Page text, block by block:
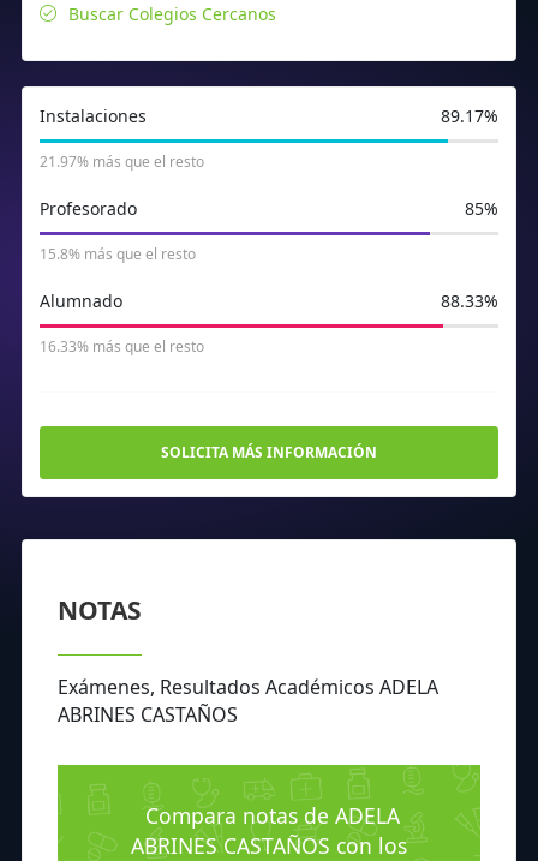
Buscar Colegios Cercanos
Instalaciones 89.17%
21.97% más que el resto
Profesorado 85%
15.8% más que el resto
Alumnado 88.33%
16.33% más que el resto
SOLICITA MÁS INFORMACIÓN
NOTAS
Exámenes, Resultados Académicos ADELA
ABRINES CASTAÑOS
Compara notas de ADELA
ABRINES CASTAÑOS con los